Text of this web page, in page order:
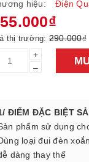
hiệu:
Điện
thị trường:290.000₫
+
–
ĐIỂM ĐẶC BIỆT
phẩm sử dụng
loại đui đèn
dàng thay thế